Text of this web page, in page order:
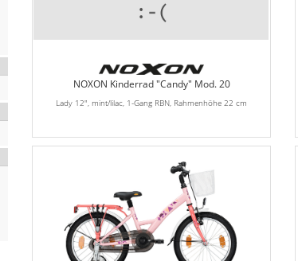
NOXON Kinderrad "Candy" Mod. 20
Lady 12", mint/lilac, 1-Gang RBN, Rahmenhöhe 22 cm